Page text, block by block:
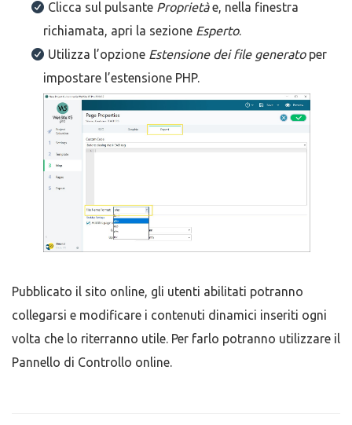
Clicca sul pulsante Proprietàe, nella finestra
richiamata, apri la sezione Esperto.
Utilizza l’opzione Estensione dei file generatoper
impostare l’estensione PHP.
Pubblicato il sito online, gli utenti abilitati potranno
collegarsi e modificare i contenuti dinamici inseriti ogni
volta che lo riterranno utile. Per farlo potranno utilizzare il
Pannello di Controllo online.